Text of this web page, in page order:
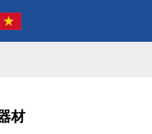
材